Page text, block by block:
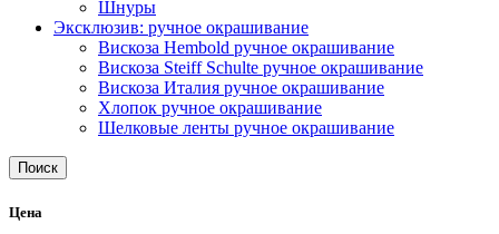
Шнуры
Эксклюзив: ручное окрашивание
Вискоза Hembold ручное окрашивание
Вискоза Steiff Schulte ручное окрашивание
Вискоза Италия ручное окрашивание
Хлопок ручное окрашивание
Шелковые ленты ручное окрашивание
Поиск
Цена